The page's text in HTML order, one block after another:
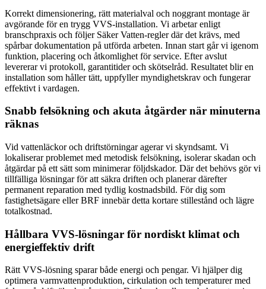
Korrekt dimensionering, rätt materialval och noggrant montage är
avgörande för en trygg VVS-installation. Vi arbetar enligt
branschpraxis och följer Säker Vatten-regler där det krävs, med
spårbar dokumentation på utförda arbeten. Innan start går vi igenom
funktion, placering och åtkomlighet för service. Efter avslut
levererar vi protokoll, garantitider och skötselråd. Resultatet blir en
installation som håller tätt, uppfyller myndighetskrav och fungerar
effektivt i vardagen.
Snabb felsökning och akuta åtgärder när minuterna
räknas
Vid vattenläckor och driftstörningar agerar vi skyndsamt. Vi
lokaliserar problemet med metodisk felsökning, isolerar skadan och
åtgärdar på ett sätt som minimerar följdskador. Där det behövs gör vi
tillfälliga lösningar för att säkra driften och planerar därefter
permanent reparation med tydlig kostnadsbild. För dig som
fastighetsägare eller BRF innebär detta kortare stillestånd och lägre
totalkostnad.
Hållbara VVS-lösningar för nordiskt klimat och
energieffektiv drift
Rätt VVS-lösning sparar både energi och pengar. Vi hjälper dig
optimera varmvattenproduktion, cirkulation och temperaturer med